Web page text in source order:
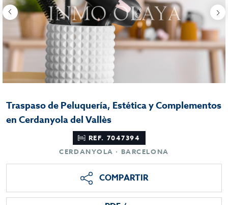
Traspaso de Peluquería, Estética y Complementos
en Cerdanyola del Vallès
REF. 7047394
CERDANYOLA · BARCELONA
COMPARTIR